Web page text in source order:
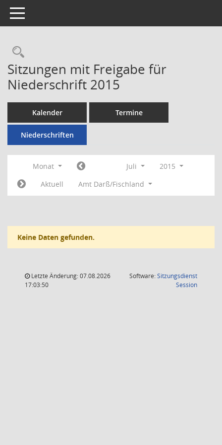
Toggle navigation
Rechercheauswahl
Sitzungen mit Freigabe für
Niederschrift 2015
Kalender Termine
Niederschriften
Monat Juli
2015
Aktuell
Amt Darß/Fischland
Keine Daten gefunden.
Letzte Änderung: 07.08.2026
17:03:50
Software:Sitzungsdienst
Session(Wird in